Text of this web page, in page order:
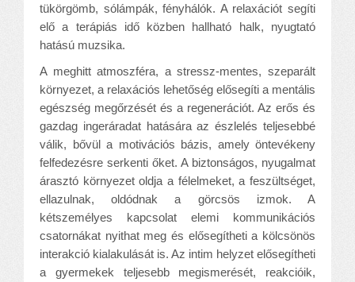
tükörgömb, sólámpák, fényhálók. A relaxációt segíti
elő a terápiás idő közben hallható halk, nyugtató
hatású muzsika.
A meghitt atmoszféra, a stressz-mentes, szeparált
környezet, a relaxációs lehetőség elősegíti a mentális
egészség megőrzését és a regenerációt. Az erős és
gazdag ingeráradat hatására az észlelés teljesebbé
válik, bővül a motivációs bázis, amely öntevékeny
felfedezésre serkenti őket. A biztonságos, nyugalmat
árasztó környezet oldja a félelmeket, a feszültséget,
ellazulnak, oldódnak a görcsös izmok. A
kétszemélyes kapcsolat elemi kommunikációs
csatornákat nyithat meg és elősegítheti a kölcsönös
interakció kialakulását is. Az intim helyzet elősegítheti
a gyermekek teljesebb megismerését, reakcióik,